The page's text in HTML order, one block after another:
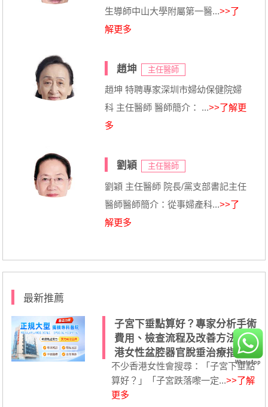
生導師中山大學附屬第一醫...>>了
解更多
趙坤 主任醫師
趙坤 特聘專家深圳市婦幼保健院婦
科 主任醫師 醫師簡介： ...>>了解更
多
劉穎 主任醫師
劉穎 主任醫師 院長/黨支部書記主任
醫師醫師簡介：從事婦產科...>>了
解更多
最新推薦
子宮下垂點算好？專家分析手術
費用、檢查流程及改善方法｜香
港女性盆腔器官脫垂治療指南
不少香港女性會搜尋：「子宮下垂點
算好？」「子宮跌落嚟一定...>>了解
更多